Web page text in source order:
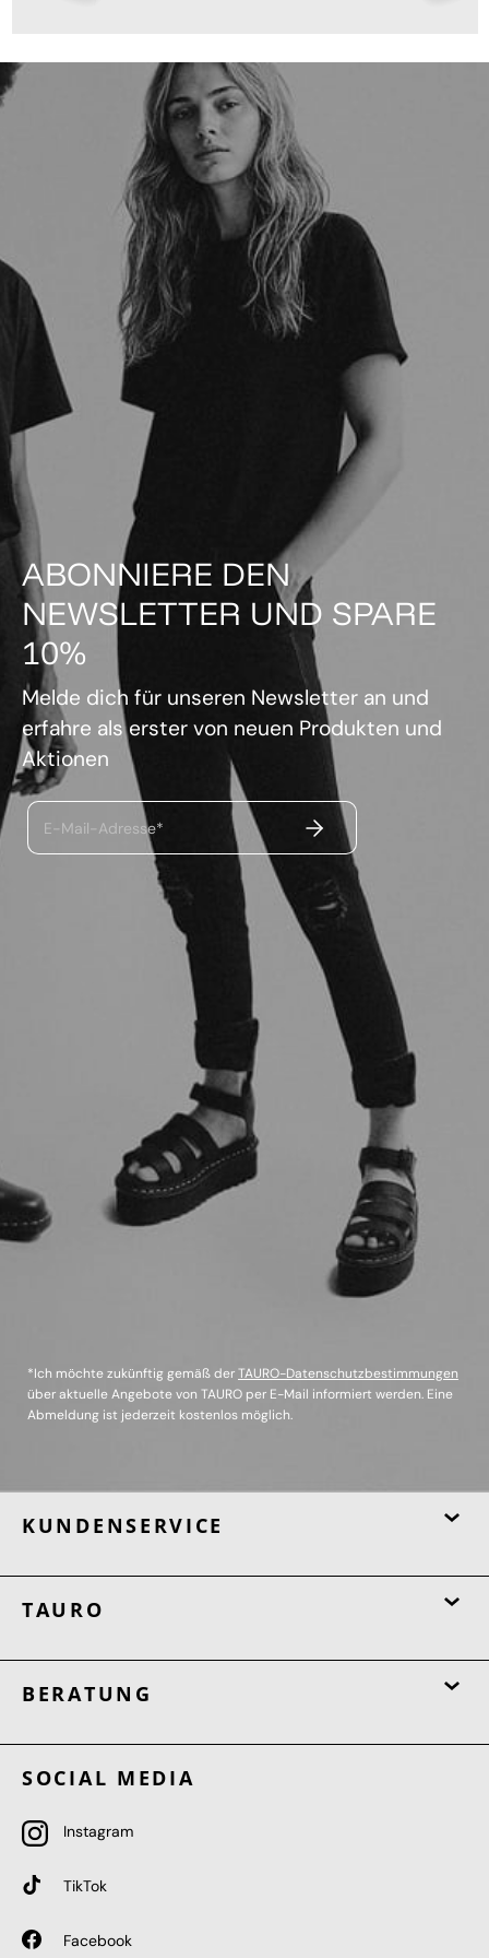
ABONNIERE DEN
NEWSLETTER UND SPARE
10%
Melde dich für unseren Newsletter an und
erfahre als erster von neuen Produkten und
Aktionen
E-Mail-Adresse* ABSENDEN
*Ich möchte zukünftig gemäß derTAURO-Datenschutzbestimmungen
über aktuelle Angebote von TAURO per E-Mail informiert werden. Eine
Abmeldung ist jederzeit kostenlos möglich.
KUNDENSERVICE
TAURO
BERATUNG
SOCIAL MEDIA
Instagram
TikTok
Facebook